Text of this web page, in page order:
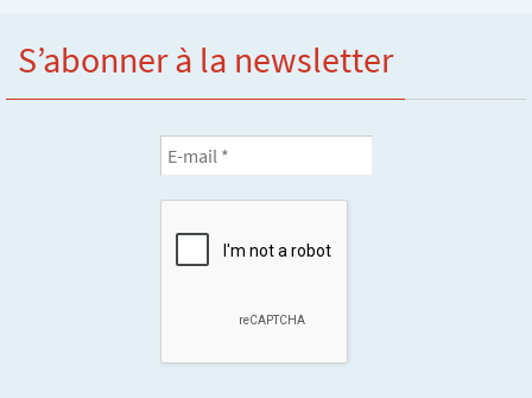
S’abonner à la newsletter